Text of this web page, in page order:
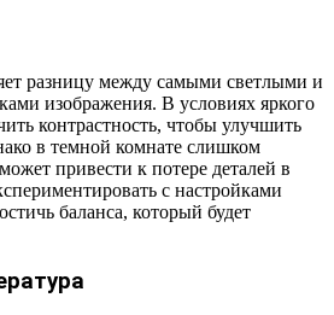
разницу между самыми светлыми и
изображения. В условиях яркого
контрастность, чтобы улучшить
в темной комнате слишком
привести к потере деталей в
с настройками
баланса, который будет